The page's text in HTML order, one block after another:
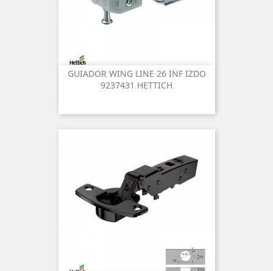
GUIADOR WING LINE 26 INF IZDO
9237431 HETTICH